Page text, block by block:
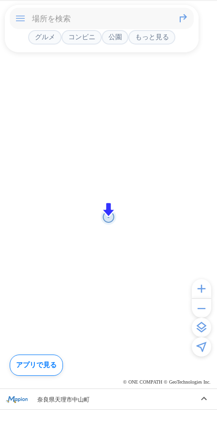
© ONE COMPATH © GeoTechnologies Inc.
グルメ コンビニ 公園 もっと見る
奈良県天理市中山町
アプリで見る